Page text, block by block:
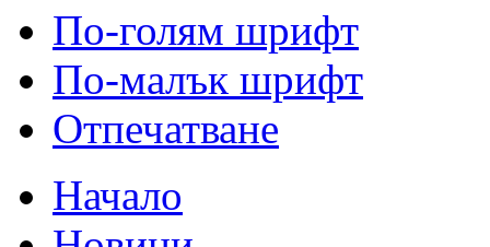
По-голям шрифт
По-малък шрифт
Отпечатване
Начало